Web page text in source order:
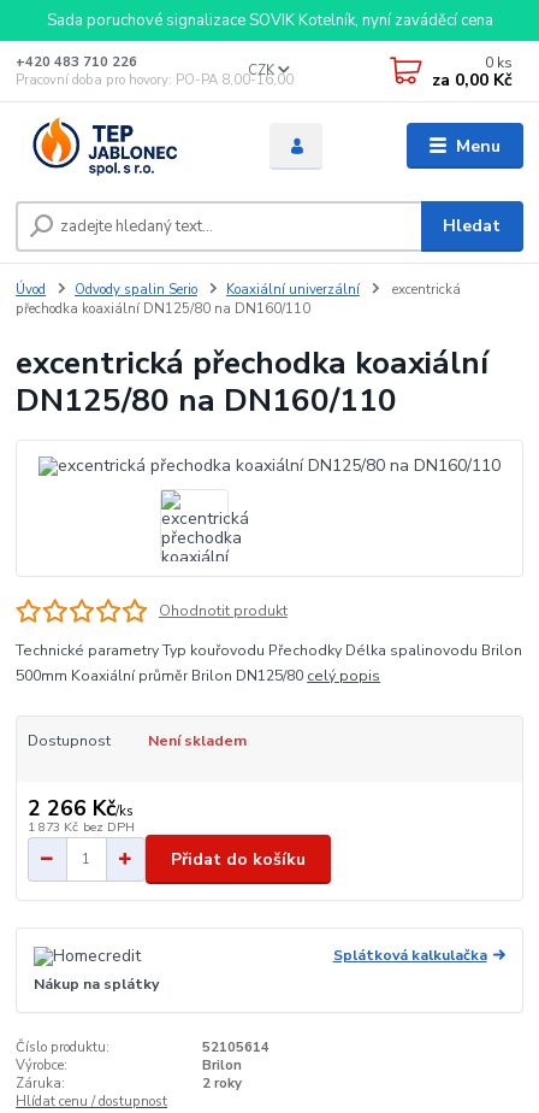
Sada poruchové signalizace SOVIK Kotelník, nyní zaváděcí cena
Menu
CZK
Hledat
+420 483 710 226
Pracovní doba pro hovory: PO-PA 8,00-16,00
0 ks
za 0,00 Kč
Úvod Odvody spalin Serio Koaxiální univerzální
excentrická
přechodka koaxiální DN125/80 na DN160/110
excentrická přechodka koaxiální
DN125/80 na DN160/110
Ohodnotit produkt
Technické parametry Typ kouřovodu Přechodky Délka spalinovodu Brilon
500mm Koaxiální průměr Brilon DN125/80 celý popis
Dostupnost Není skladem
2 266 Kč/ks
1 873 Kč bez DPH
Přidat do košíku
Splátková kalkulačka
Nákup na splátky
Číslo produktu:
52105614
Výrobce:
Brilon
Záruka:
2 roky
Hlídat cenu / dostupnost